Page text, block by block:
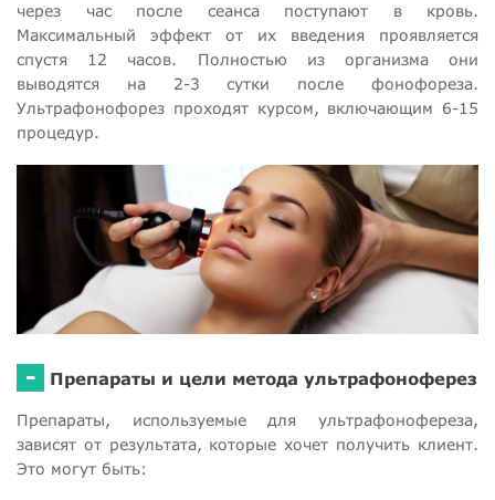
через час после сеанса поступают в кровь.
Максимальный эффект от их введения проявляется
спустя 12 часов. Полностью из организма они
выводятся на 2-3 сутки после фонофореза.
Ультрафонофорез проходят курсом, включающим 6-15
процедур.
- Препараты и цели метода ультрафоноферез
Препараты, используемые для ультрафонофереза,
зависят от результата, которые хочет получить клиент.
Это могут быть: